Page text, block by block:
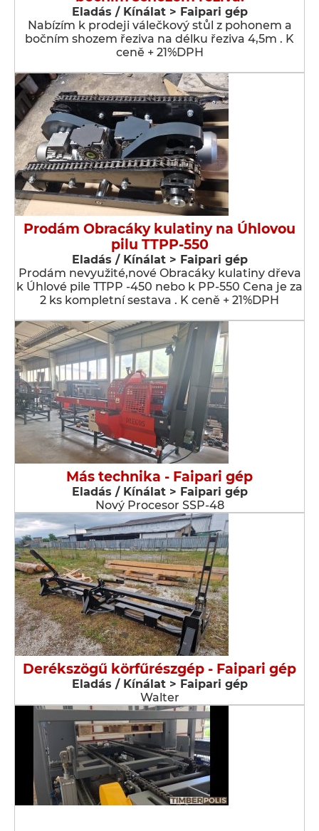
Eladás / Kínálat > Faipari gép
Nabízím k prodeji válečkový stůl z pohonem a
bočním shozem řeziva na délku řeziva 4,5m . K
ceně + 21%DPH
Prodám Obracáky kulatiny na Úhlovou
pilu TTPP-550
Eladás / Kínálat > Faipari gép
Prodám nevyužité,nové Obracáky kulatiny dřeva
k Úhlové pile TTPP -450 nebo k PP-550 Cena je za
2 ks kompletní sestava . K ceně + 21%DPH
Más technika - Faipari gép
Eladás / Kínálat > Faipari gép
Nový Procesor SSP-48
Derékszögű körfűrészgép - Faipari gép
Eladás / Kínálat > Faipari gép
Walter